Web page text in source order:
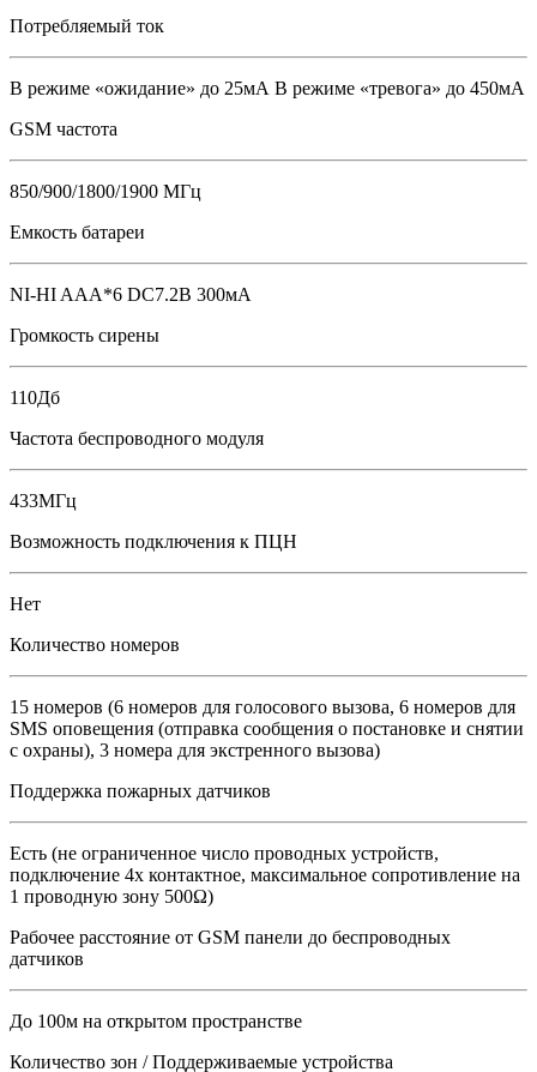
Потребляемый ток
В режиме «ожидание» до 25мА В режиме «тревога» до 450мА
GSM частота
850/900/1800/1900 МГц
Емкость батареи
NI-HI AAA*6 DC7.2В 300мА
Громкость сирены
110Дб
Частота беспроводного модуля
433МГц
Возможность подключения к ПЦН
Нет
Количество номеров
15 номеров (6 номеров для голосового вызова, 6 номеров для
SMS оповещения (отправка сообщения о постановке и снятии
с охраны), 3 номера для экстренного вызова)
Поддержка пожарных датчиков
Есть (не ограниченное число проводных устройств,
подключение 4х контактное, максимальное сопротивление на
1 проводную зону 500Ω)
Рабочее расстояние от GSM панели до беспроводных
датчиков
До 100м на открытом пространстве
Количество зон / Поддерживаемые устройства